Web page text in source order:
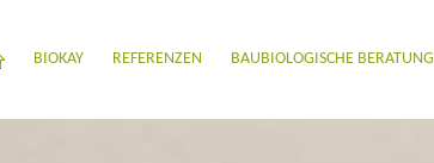
BIOKAY REFERENZEN BAUBIOLOGISCHE BERATUNG